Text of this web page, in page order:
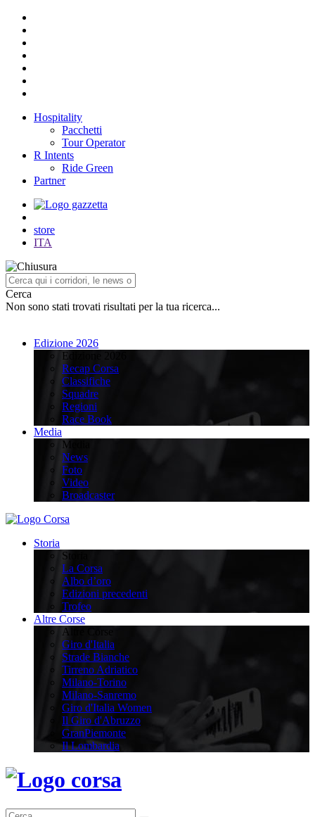
Hospitality
Pacchetti
Tour Operator
R Intents
Ride Green
Partner
store
ITA
Cerca
Non sono stati trovati risultati per la tua ricerca...
Edizione 2026
Edizione 2026
Recap Corsa
Classifiche
Squadre
Regioni
Race Book
Media
Media
News
Foto
Video
Broadcaster
Storia
Storia
La Corsa
Albo d’oro
Edizioni precedenti
Trofeo
Altre Corse
Altre Corse
Giro d'Italia
Strade Bianche
Tirreno Adriatico
Milano-Torino
Milano-Sanremo
Giro d'Italia Women
Il Giro d'Abruzzo
GranPiemonte
Il Lombardia